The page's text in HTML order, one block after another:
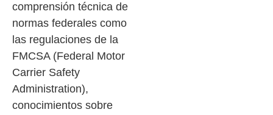
comprensión técnica de
normas federales como
las regulaciones de la
FMCSA (Federal Motor
Carrier Safety
Administration),
conocimientos sobre